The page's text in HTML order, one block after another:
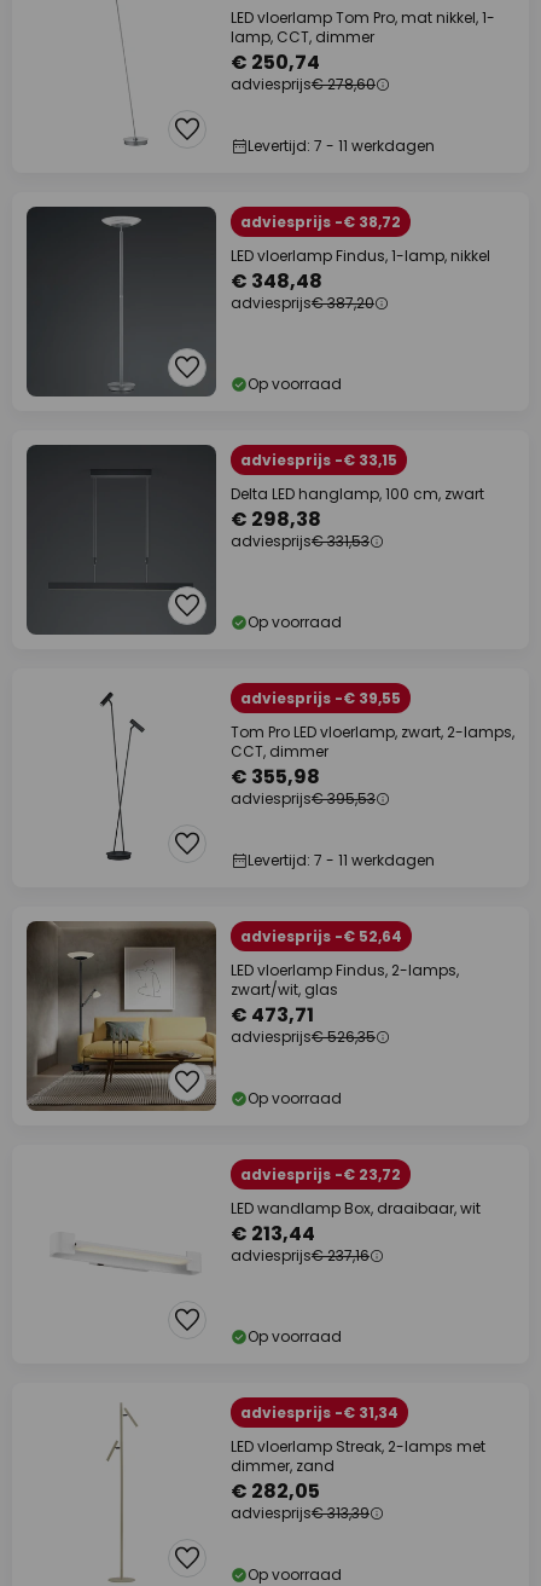
LED vloerlamp Tom Pro, mat nikkel, 1-
lamp, CCT, dimmer
€ 250,74
adviesprijs€ 278,60
Levertijd: 7 - 11 werkdagen
adviesprijs -€ 38,72
LED vloerlamp Findus, 1-lamp, nikkel
€ 348,48
adviesprijs€ 387,20
Op voorraad
adviesprijs -€ 33,15
Delta LED hanglamp, 100 cm, zwart
€ 298,38
adviesprijs€ 331,53
Op voorraad
adviesprijs -€ 39,55
Tom Pro LED vloerlamp, zwart, 2-lamps,
CCT, dimmer
€ 355,98
adviesprijs€ 395,53
Levertijd: 7 - 11 werkdagen
adviesprijs -€ 52,64
LED vloerlamp Findus, 2-lamps,
zwart/wit, glas
€ 473,71
adviesprijs€ 526,35
Op voorraad
adviesprijs -€ 23,72
LED wandlamp Box, draaibaar, wit
€ 213,44
adviesprijs€ 237,16
Op voorraad
adviesprijs -€ 31,34
LED vloerlamp Streak, 2-lamps met
dimmer, zand
€ 282,05
adviesprijs€ 313,39
Op voorraad